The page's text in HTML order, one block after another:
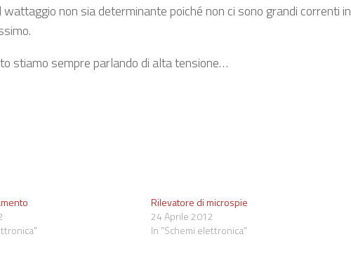
non sia determinante poiché non ci sono grandi correnti in
stiamo sempre parlando di alta tensione…
Rilevatore di microspie
24 Aprile 2012
In "Schemi elettronica"